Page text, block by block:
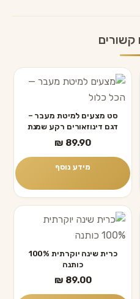
קשורים
סט מצעים למיטת מעבר –
דגם דינוזאורים רקע שמנת
₪ 89.90
מידע נוסף
כרית שינה יוקרתית 100%
כותנה
₪ 89.00